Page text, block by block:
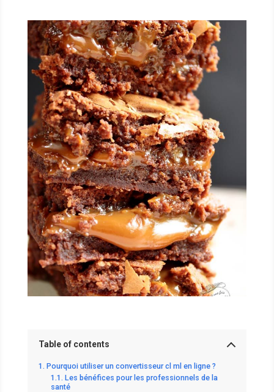
Table of contents
Pourquoi utiliser un convertisseur cl ml en ligne ?
Les bénéfices pour les professionnels de la
santé